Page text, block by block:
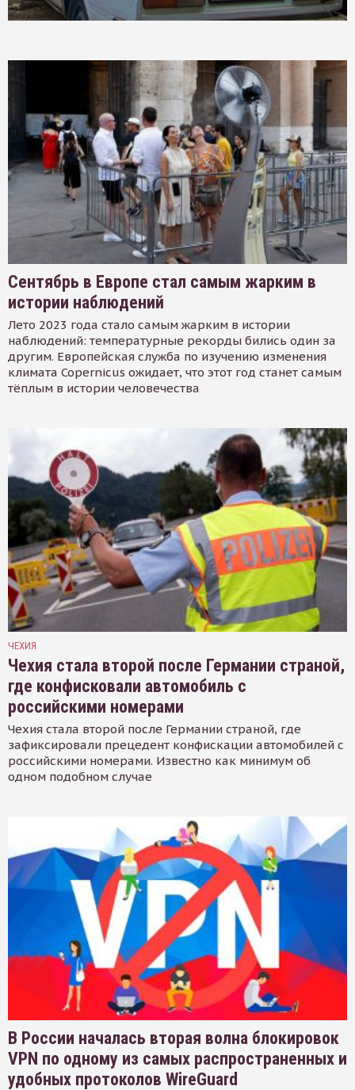
Сентябрь в Европе стал самым жарким в
истории наблюдений
Лето 2023 года стало самым жарким в истории
наблюдений: температурные рекорды бились один за
другим. Европейская служба по изучению изменения
климата Copernicus ожидает, что этот год станет самым
тёплым в истории человечества
ЧЕХИЯ
Чехия стала второй после Германии страной,
где конфисковали автомобиль с
российскими номерами
Чехия стала второй после Германии страной, где
зафиксировали прецедент конфискации автомобилей с
российскими номерами. Известно как минимум об
одном подобном случае
В России началась вторая волна блокировок
VPN по одному из самых распространенных и
удобных протоколов WireGuard